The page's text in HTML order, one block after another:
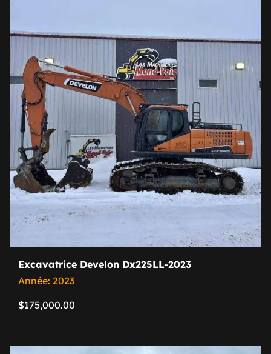
Excavatrice Develon Dx225LL-2023
Année: 2023
$175,000.00